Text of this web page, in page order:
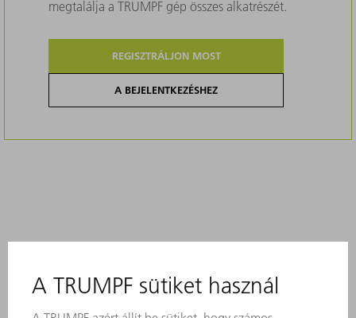
megtalálja a TRUMPF gép összes alkatrészét.
REGISZTRÁLJON MOST
A BEJELENTKEZÉSHEZ